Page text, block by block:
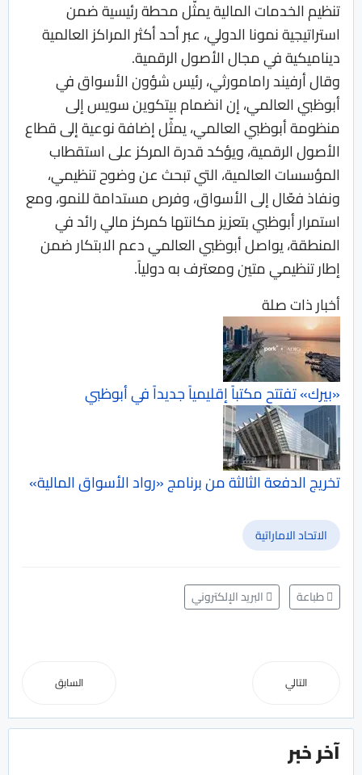
تنظيم الخدمات المالية يمثّل محطة رئيسية ضمن
استراتيجية نمونا الدولي، عبر أحد أكثر المراكز العالمية
ديناميكية في مجال الأصول الرقمية.
وقال أرفيند رامامورثي، رئيس شؤون الأسواق في
أبوظبي العالمي، إن انضمام بيتكوين سويس إلى
منظومة أبوظبي العالمي، يمثّل إضافة نوعية إلى قطاع
الأصول الرقمية، ويؤكد قدرة المركز على استقطاب
المؤسسات العالمية، التي تبحث عن وضوح تنظيمي،
ونفاذ فعّال إلى الأسواق، وفرص مستدامة للنمو، ومع
استمرار أبوظبي بتعزيز مكانتها كمركز مالي رائد في
المنطقة، يواصل أبوظبي العالمي دعم الابتكار ضمن
إطار تنظيمي متين ومعترف به دولياً.
أخبار ذات صلة
«بيرك» تفتتح مكتباً إقليمياً جديداً في أبوظبي
تخريج الدفعة الثالثة من برنامج «رواد الأسواق المالية»
الاتحاد الاماراتية
طباعة البريد الإلكتروني
السابق التالي
آخر خبر